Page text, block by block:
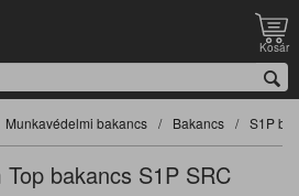
Kosár
Munkavédelmi bakancs Bakancs S1P
bakancs S1P SRC